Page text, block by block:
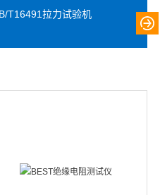
T16491拉力试验机